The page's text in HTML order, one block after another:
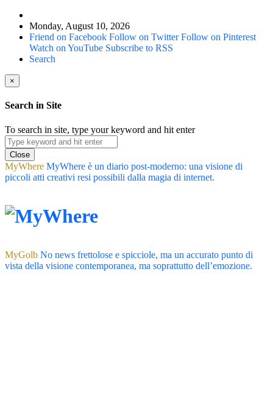
Monday, August 10, 2026
Friend on Facebook Follow on Twitter Follow on Pinterest
Watch on YouTube Subscribe to RSS
Search
×
Search in Site
To search in site, type your keyword and hit enter
Close
MyWhere MyWhere è un diario post-moderno: una visione di
piccoli atti creativi resi possibili dalla magia di internet.
MyGolb No news frettolose e spicciole, ma un accurato punto di
vista della visione contemporanea, ma soprattutto dell’emozione.